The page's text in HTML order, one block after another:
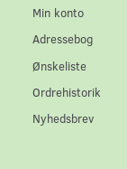
Min konto
Adressebog
Ønskeliste
Ordrehistorik
Nyhedsbrev